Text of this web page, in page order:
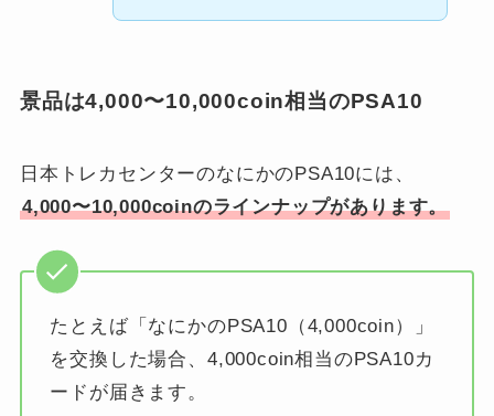
景品は4,000〜10,000coin相当のPSA10
日本トレカセンターのなにかのPSA10には、
4,000〜10,000coinのラインナップがあります。
たとえば「なにかのPSA10（4,000coin）」
を交換した場合、4,000coin相当のPSA10カ
ードが届きます。